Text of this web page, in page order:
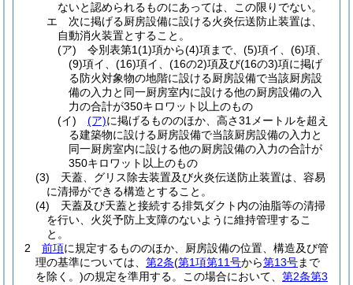
ないと認められるものにあっては、この限りでない。
エ
次に掲げる厨房設備に設ける火炎伝送防止装置は、
自動消火装置とすること。
(ア)
令別表第1(1)項から(4)項まで、(5)項イ、(6)項、
(9)項イ、(16)項イ、(16の2)項及び(16の3)項に掲げ
る防火対象物の地階に設ける厨房設備で当該厨房設
備の入力と同一厨房室内に設ける他の厨房設備の入
力の合計が350キロワット以上のもの
(イ)
(ア)に掲げるもののほか、高さ31メートルを超え
る建築物に設ける厨房設備で当該厨房設備の入力と
同一厨房室内に設ける他の厨房設備の入力の合計が
350キロワット以上のもの
(3)
天蓋、グリス除去装置及び火炎伝送防止装置は、容易
に清掃ができる構造とすること。
(4)
天蓋及び天蓋と接続する排気ダクト内の油脂等の清掃
を行い、火災予防上支障のないように維持管理するこ
と。
2
前項に規定するもののほか、厨房設備の位置、構造及び管
理の基準については、 第2条(第1項第11号から第13号まで
を除く。)の規定を準用する。 この場合において、 第2条第3